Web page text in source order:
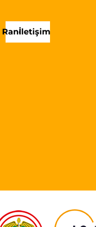
Randevu
İletişim